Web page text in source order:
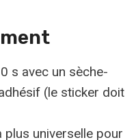
s avec un sèche-
(le sticker doit
plus universelle pour